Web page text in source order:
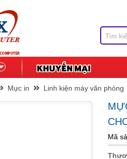
Mực in Linh kiện máy văn phòng
Mã